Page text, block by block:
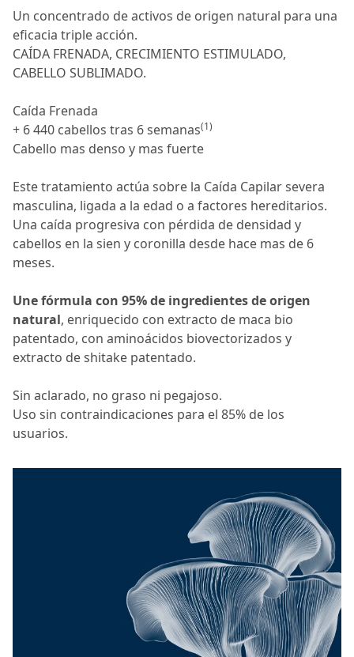
Un concentrado de activos de origen natural para una
eficacia triple acción.
CAÍDA FRENADA, CRECIMIENTO ESTIMULADO,
CABELLO SUBLIMADO.
Caída Frenada
+ 6 440 cabellos tras 6 semanas(1)
Cabello mas denso y mas fuerte
Este tratamiento actúa sobre la Caída Capilar severa
masculina, ligada a la edad o a factores hereditarios.
Una caída progresiva con pérdida de densidad y
cabellos en la sien y coronilla desde hace mas de 6
meses.
Une fórmula con 95% de ingredientes de origen
natural, enriquecido con extracto de maca bio
patentado, con aminoácidos biovectorizados y
extracto de shitake patentado.
Sin aclarado, no graso ni pegajoso.
Uso sin contraindicaciones para el 85% de los
usuarios.